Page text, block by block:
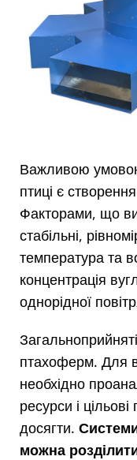
Важливою
птиці є
Факторами, що
стабільні,
температура та
концентрація
однорідної
птахоферм. Для
необхідно
ресурси і
досягти.
можна